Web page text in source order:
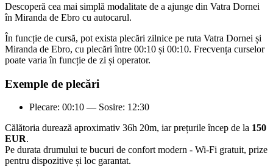
Descoperă cea mai simplă modalitate de a ajunge din Vatra Dornei
în Miranda de Ebro cu autocarul.
În funcție de cursă, pot exista plecări zilnice pe ruta Vatra Dornei și
Miranda de Ebro, cu plecări între 00:10 și 00:10. Frecvența curselor
poate varia în funcție de zi și operator.
Exemple de plecări
Plecare: 00:10 — Sosire: 12:30
Călătoria durează aproximativ 36h 20m, iar prețurile încep de la 150
EUR.
Pe durata drumului te bucuri de confort modern - Wi-Fi gratuit, prize
pentru dispozitive și loc garantat.